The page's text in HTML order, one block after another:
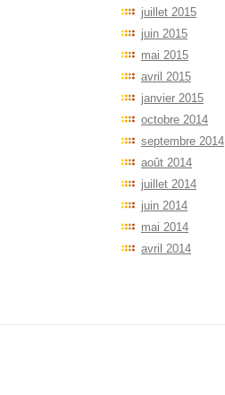
juillet 2015
juin 2015
mai 2015
avril 2015
janvier 2015
octobre 2014
septembre 2014
août 2014
juillet 2014
juin 2014
mai 2014
avril 2014